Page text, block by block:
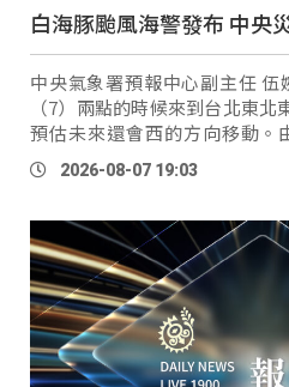
白海豚颱風海警發布 中央
中央氣象署預報中心副主任
（7）兩點的時候來到台北東北
預估未來還會西的方向移動。
（8）下午影響到台灣北部的近
面發布海上颱 …
2026-08-07 19:03